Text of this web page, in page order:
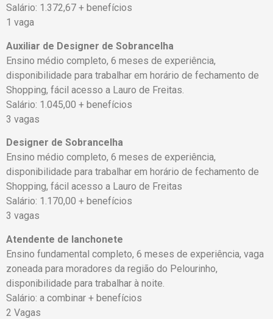
Salário: 1.372,67 + benefícios
1 vaga
Auxiliar de Designer de Sobrancelha
Ensino médio completo, 6 meses de experiência,
disponibilidade para trabalhar em horário de fechamento de
Shopping, fácil acesso a Lauro de Freitas.
Salário: 1.045,00 + benefícios
3 vagas
Designer de Sobrancelha
Ensino médio completo, 6 meses de experiência,
disponibilidade para trabalhar em horário de fechamento de
Shopping, fácil acesso a Lauro de Freitas
Salário: 1.170,00 + benefícios
3 vagas
Atendente de lanchonete
Ensino fundamental completo, 6 meses de experiência, vaga
zoneada para moradores da região do Pelourinho,
disponibilidade para trabalhar à noite.
Salário: a combinar + benefícios
2 Vagas